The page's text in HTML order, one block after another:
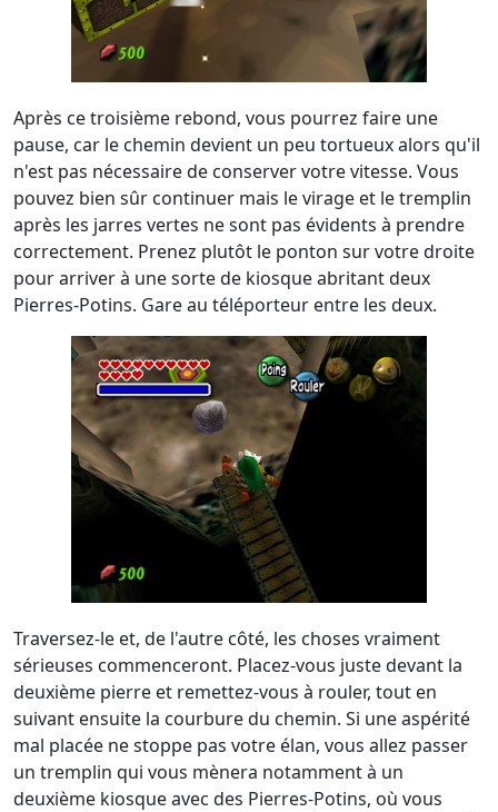
Après ce troisième rebond, vous pourrez faire une
pause, car le chemin devient un peu tortueux alors qu'il
n'est pas nécessaire de conserver votre vitesse. Vous
pouvez bien sûr continuer mais le virage et le tremplin
après les jarres vertes ne sont pas évidents à prendre
correctement. Prenez plutôt le ponton sur votre droite
pour arriver à une sorte de kiosque abritant deux
Pierres-Potins. Gare au téléporteur entre les deux.
Traversez-le et, de l'autre côté, les choses vraiment
sérieuses commenceront. Placez-vous juste devant la
deuxième pierre et remettez-vous à rouler, tout en
suivant ensuite la courbure du chemin. Si une aspérité
mal placée ne stoppe pas votre élan, vous allez passer
un tremplin qui vous mènera notamment à un
deuxième kiosque avec des Pierres-Potins, où vous